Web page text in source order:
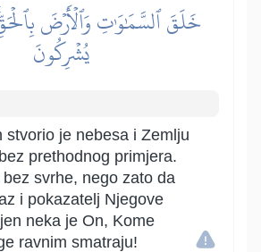
خَلَقَ ٱلسَّمَٰوَٰتِ وَٱلۡأَرۡضَ
يُشۡرِكُونَ
stvorio je nebesa i Zemlju
prethodnog primjera.
svrhe, nego zato da
i pokazatelj Njegove
neka je On, Kome
ravnim smatraju!